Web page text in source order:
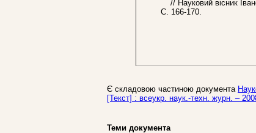
// Науковий вісник
С. 166-170.
Є складовою частиною документа
[Текст] : всеукр. наук.-техн. журн. –
Теми документа